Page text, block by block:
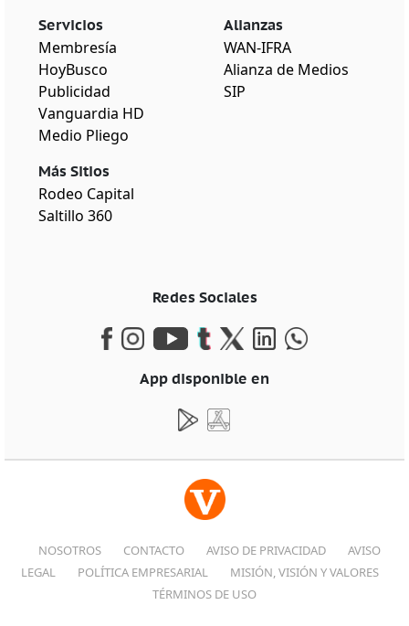
Servicios
Membresía
HoyBusco
Publicidad
Vanguardia HD
Medio Pliego
Más Sitios
Rodeo Capital
Saltillo 360
Alianzas
WAN-IFRA
Alianza de Medios
SIP
Redes Sociales
App disponible en
NOSOTROS CONTACTO AVISO DE PRIVACIDAD
AVISO
LEGAL
POLÍTICA EMPRESARIAL
MISIÓN, VISIÓN Y VALORES
TÉRMINOS DE USO